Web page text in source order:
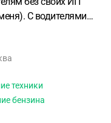
С водителями
договор
я заключил
моего расчетного
Не посчитает
техники
бензина